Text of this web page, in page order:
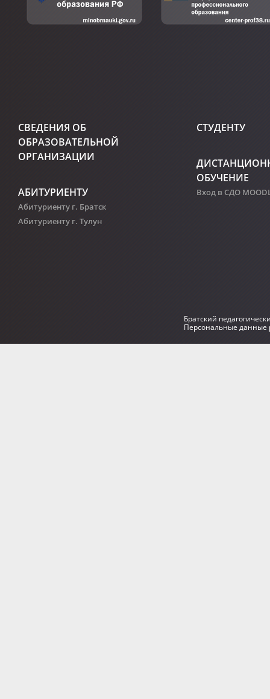
СВЕДЕНИЯ ОБ
ОБРАЗОВАТЕЛЬНОЙ
ОРГАНИЗАЦИИ
АБИТУРИЕНТУ
Абитуриенту г. Братск
Абитуриенту г. Тулун
СТУДЕНТУ
ОБУЧЕНИЕ
Вход в СДО
Братский
Персональные данные